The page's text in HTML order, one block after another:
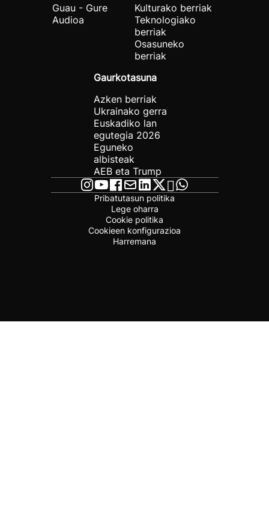
Guau - Gure
Audioa
Kulturako berriak
Teknologiako
berriak
Osasuneko
berriak
Gaurkotasuna
Azken berriak
Ukrainako gerra
Euskadiko lan
egutegia 2026
Eguneko
albisteak
AEB eta Trump
Pribatutasun politika
Lege oharra
Cookie politika
Cookieen konfigurazioa
Harremana